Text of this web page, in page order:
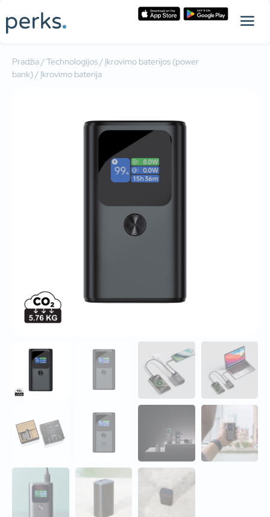
Pradžia/Technologijos/ Įkrovimo baterijos (power
bank)/ Įkrovimo baterija